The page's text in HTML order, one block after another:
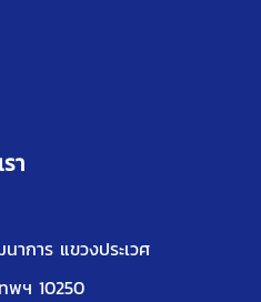
า
าการ แขวงประเวศ
พฯ 10250